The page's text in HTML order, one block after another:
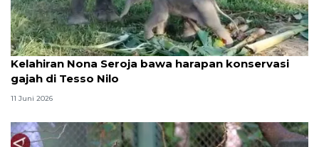
Kelahiran Nona Seroja bawa harapan konservasi
gajah di Tesso Nilo
11 Juni 2026